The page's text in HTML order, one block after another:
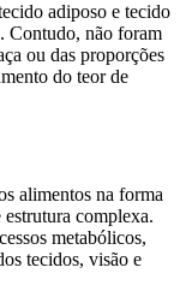
adiposo e tecido
Contudo, não foram
ou das proporções
do teor de
alimentos na forma
estrutura complexa.
metabólicos,
tecidos, visão e